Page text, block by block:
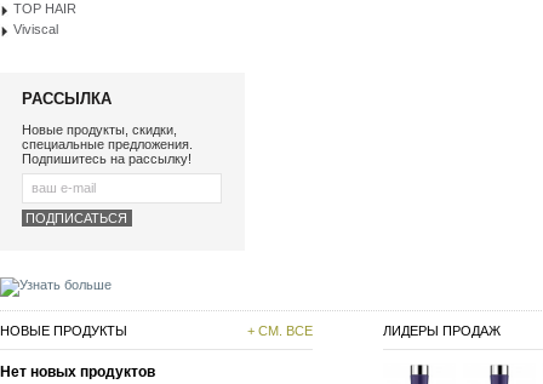
TOP HAIR
Viviscal
РАССЫЛКА
Новые продукты, скидки,
специальные предложения.
Подпишитесь на рассылку!
НОВЫЕ ПРОДУКТЫ + СМ. ВСЕ
Нет новых продуктов
ЛИДЕРЫ ПРОДАЖ